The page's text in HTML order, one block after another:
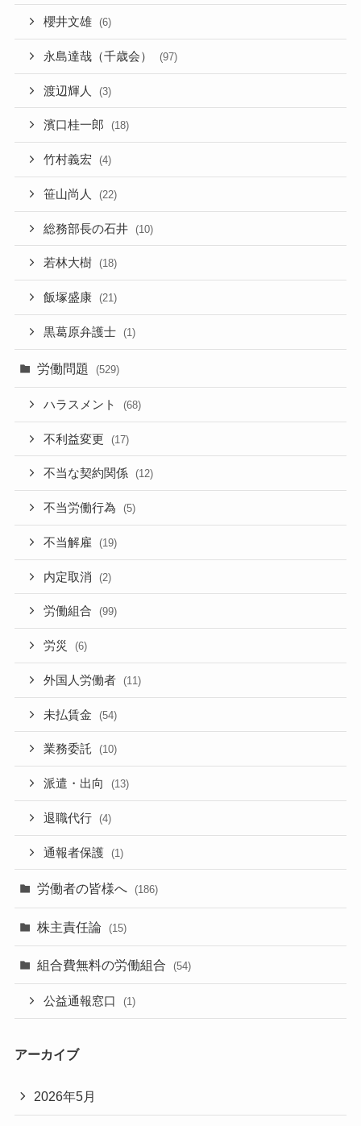
櫻井文雄 (6)
永島達哉（千歳会） (97)
渡辺輝人 (3)
濱口桂一郎 (18)
竹村義宏 (4)
笹山尚人 (22)
総務部長の石井 (10)
若林大樹 (18)
飯塚盛康 (21)
黒葛原弁護士 (1)
労働問題 (529)
ハラスメント (68)
不利益変更 (17)
不当な契約関係 (12)
不当労働行為 (5)
不当解雇 (19)
内定取消 (2)
労働組合 (99)
労災 (6)
外国人労働者 (11)
未払賃金 (54)
業務委託 (10)
派遣・出向 (13)
退職代行 (4)
通報者保護 (1)
労働者の皆様へ (186)
株主責任論 (15)
組合費無料の労働組合 (54)
公益通報窓口 (1)
アーカイブ
2026年5月